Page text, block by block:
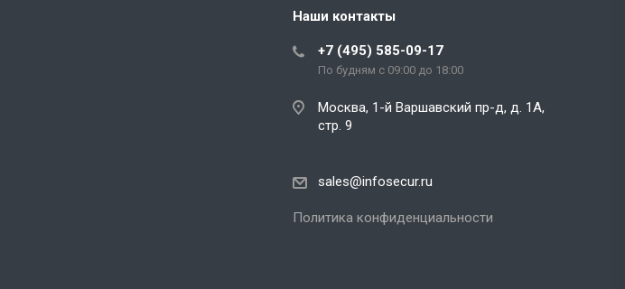
Наши контакты
+7 (495) 585-09-17
По будням с 09:00 до 18:00
Москва, 1-й Варшавский пр-д, д. 1А,
стр. 9
sales@infosecur.ru
Политика конфиденциальности